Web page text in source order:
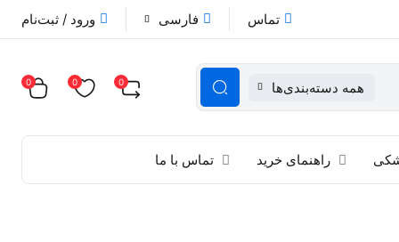
تماس فارسی ورود / ثبت‌نام
همه دسته‌بندی‌ها 0
0
0
راهنمای خرید تماس با ما